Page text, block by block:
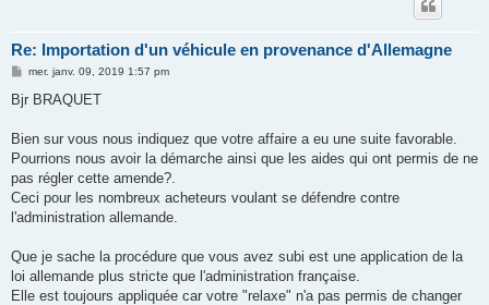
Re: Importation d'un véhicule en provenance d'Allemagne
M
s
g
mer. janv. 09, 2019 1:57 pm
Bjr BRAQUET
Bien sur vous nous indiquez que votre affaire a eu une suite favorable.
Pourrions nous avoir la démarche ainsi que les aides qui ont permis de ne
pas régler cette amende?.
Ceci pour les nombreux acheteurs voulant se défendre contre
l'administration allemande.
Que je sache la procédure que vous avez subi est une application de la
loi allemande plus stricte que l'administration française.
Elle est toujours appliquée car votre "relaxe" n'a pas permis de changer